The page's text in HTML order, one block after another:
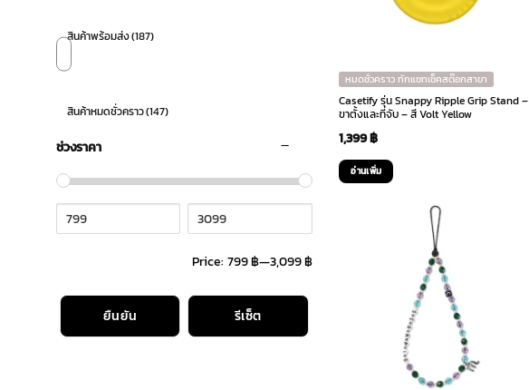
สินค้าพร้อมส่ง(187)
สินค้าหมดชั่วคราว(147)
ช่วงราคา
Price: 799 ฿—3,099 ฿
ยืนยัน รีเซ็ต
หมดชั่วคราว ทักแชทเช็คสต๊อกสาขา
Casetify รุ่น Snappy Ripple Grip Stand –
ขาตั้งและที่จับ – สี Volt Yellow
1,399฿
อ่านเพิ่ม